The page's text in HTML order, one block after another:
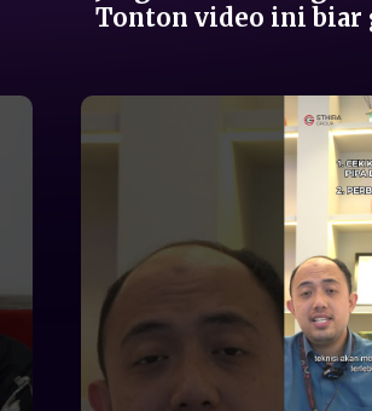
Kami
Privasi
Tonton video ini biar